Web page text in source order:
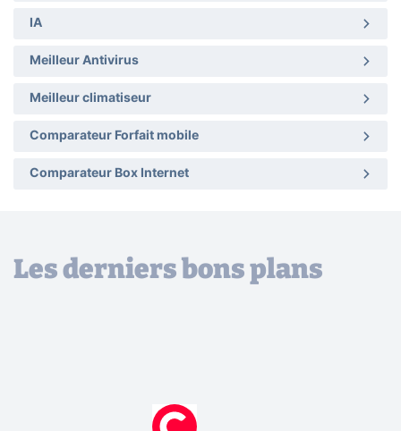
IA
Meilleur Antivirus
Meilleur climatiseur
Comparateur Forfait mobile
Comparateur Box Internet
Les derniers bons plans